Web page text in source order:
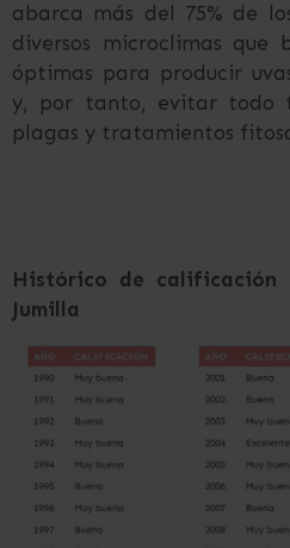
abarca más del 75% de
diversos microclimas que
óptimas para producir
y, por tanto, evitar todo
plagas y tratamientos
Histórico de calificación
Jumilla